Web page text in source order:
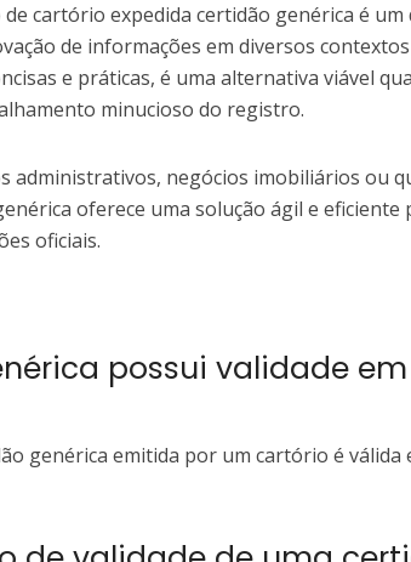
de cartório expedida certidão genérica é
de informações em diversos
e práticas, é uma alternativa viável
minucioso do registro.
administrativos, negócios imobiliários ou
oferece uma solução ágil e eficiente
oficiais.
possui validade
genérica emitida por um cartório é válida